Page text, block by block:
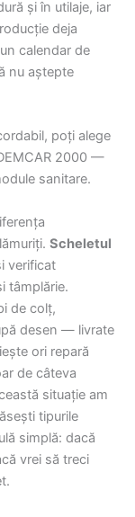
și în utilaje, iar
deja
calendar de
nu aștepte
poți alege
2000 —
sanitare.
Scheletul
verificat
tâmplărie.
de colț,
desen — livrate
ori repară
de câteva
situație am
tipurile
simplă: dacă
vrei să treci